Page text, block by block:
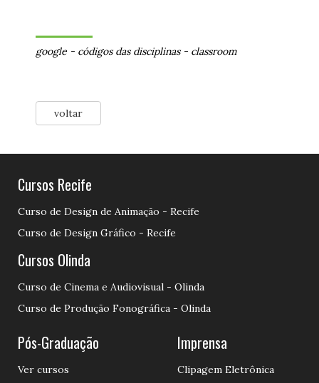
google - códigos das disciplinas- classroom
voltar
Cursos Recife
Curso de Design de Animação - Recife
Curso de Design Gráfico - Recife
Cursos Olinda
Curso de Cinema e Audiovisual - Olinda
Curso de Produção Fonográfica - Olinda
Pós-Graduação
Ver cursos
Imprensa
Clipagem Eletrônica